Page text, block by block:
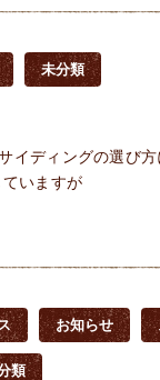
未分類
イディングの選び
いますが
お知らせ
類